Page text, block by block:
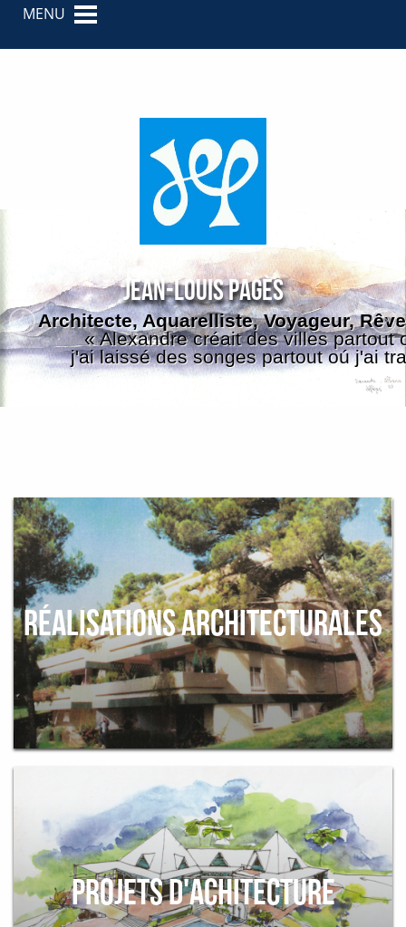
MENU
Jean-Louis PAGÈS
Architecte, Aquarelliste, Voyageur,
« Alexandre créait des villes partout
j'ai laissé des songes partout oú j'ai
RÉALISATIONS ARCHITECTURALES
PROJETS D'ACHITECTURE